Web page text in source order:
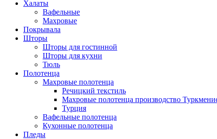
Халаты
Вафельные
Махровые
Покрывала
Шторы
Шторы для гостинной
Шторы для кухни
Тюль
Полотенца
Махровые полотенца
Речицкий текстиль
Махровые полотенца производство
Турция
Вафельные полотенца
Кухонные полотенца
Пледы